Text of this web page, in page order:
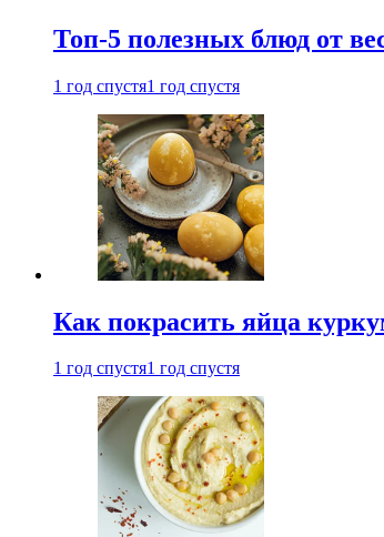
Топ-5 полезных блюд от
1 год спустя1 год спустя
Как покрасить яйца
1 год спустя1 год спустя